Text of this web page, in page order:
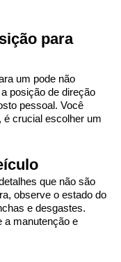
para
um pode não
posição de direção
pessoal. Você
é crucial escolher um
que não são
observe o estado do
e desgastes.
a manutenção e